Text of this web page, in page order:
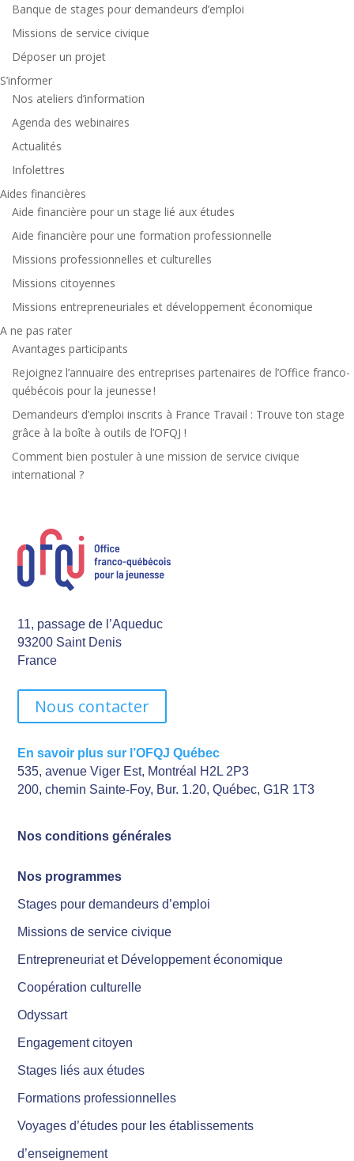
Banque de stages pour demandeurs d’emploi
Missions de service civique
Déposer un projet
S’informer
Nos ateliers d’information
Agenda des webinaires
Actualités
Infolettres
Aides financières
Aide financière pour un stage lié aux études
Aide financière pour une formation professionnelle
Missions professionnelles et culturelles
Missions citoyennes
Missions entrepreneuriales et développement économique
A ne pas rater
Avantages participants
Rejoignez l’annuaire des entreprises partenaires de l’Office franco-
québécois pour la jeunesse !
Demandeurs d’emploi inscrits à France Travail : Trouve ton stage
grâce à la boîte à outils de l’OFQJ !
Comment bien postuler à une mission de service civique
international ?
11, passage de l’Aqueduc
93200 Saint Denis
France
Nous contacter
En savoir plus sur l’OFQJ Québec
535, avenue Viger Est, Montréal H2L 2P3
200, chemin Sainte-Foy, Bur. 1.20, Québec, G1R 1T3
Nos conditions générales
Nos programmes
Stages pour demandeurs d’emploi
Missions de service civique
Entrepreneuriat et Développement économique
Coopération culturelle
Odyssart
Engagement citoyen
Stages liés aux études
Formations professionnelles
Voyages d’études pour les établissements
d’enseignement